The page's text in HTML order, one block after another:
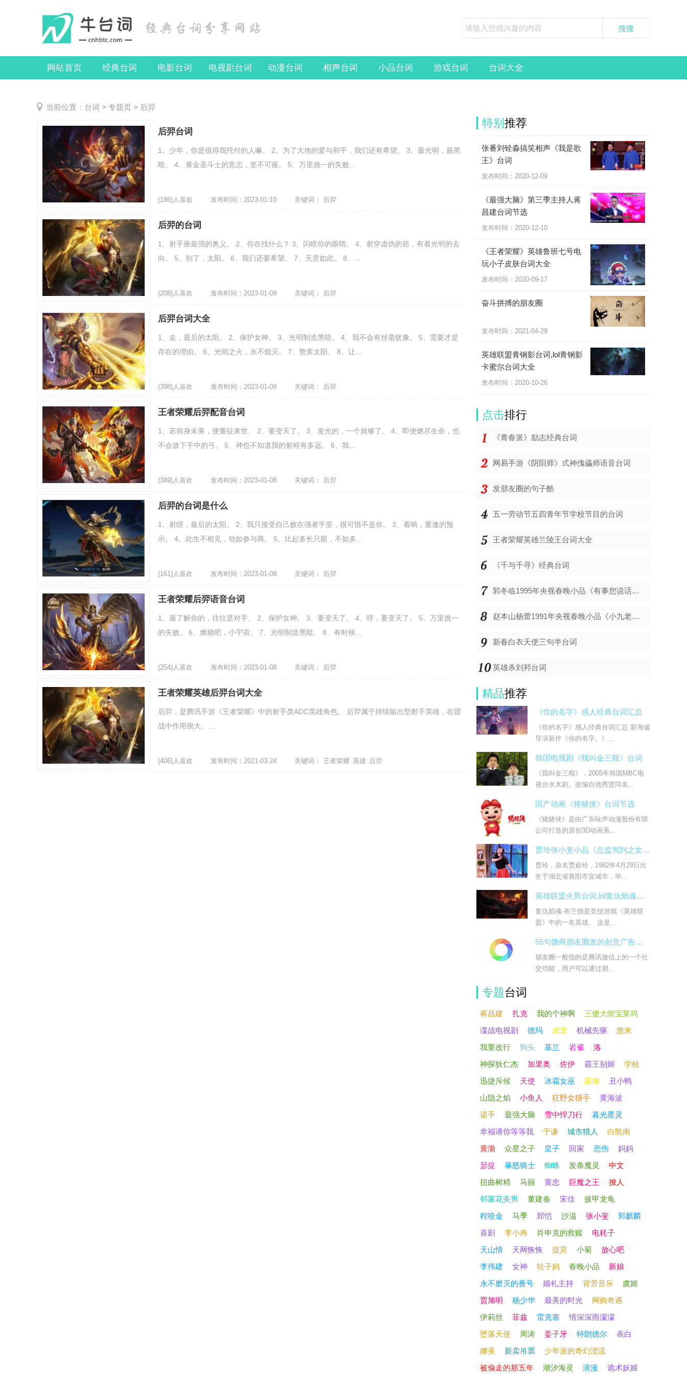
网站首页 经典台词 电影台词 电视剧台词 动漫台词 相声台词 小品台词 游戏台词 台词大全
当前位置： 台词 > 专题页 > 后羿
后羿台词
1、少年，你是值得我托付的人嘛。 2、为了大地的爱与和平，我们还有希望。 3、最光明，最黑
暗。 4、黄金圣斗士的意志，坚不可摧。 5、万里挑一的失败...
(186)人喜欢 发布时间：2023-01-10 关键词： 后羿
后羿的台词
1、射手座最强的奥义。 2、你在找什么？ 3、闪瞎你的眼睛。 4、射穿虚伪的箭，有着光明的去
向。 5、别了，太阳。 6、我们还要希望。 7、天意如此。 8、...
(208)人喜欢 发布时间：2023-01-09 关键词： 后羿
后羿台词大全
1、走，最后的太阳。 2、保护女神。 3、光明制造黑暗。 4、我不会有丝毫犹豫。 5、需要才是
存在的理由。 6、光明之火，永不熄灭。 7、赞美太阳。 8、让...
(398)人喜欢 发布时间：2023-01-09 关键词： 后羿
王者荣耀后羿配音台词
1、若前身未果，便重征来世。 2、要变天了。 3、发光的，一个就够了。 4、即便燃尽生命，也
不会放下手中的弓。 5、神也不知道我的射程有多远。 6、我...
(389)人喜欢 发布时间：2023-01-08 关键词： 后羿
后羿的台词是什么
1、射瞎，最后的太阳。 2、我只接受自己败在强者手里，很可惜不是你。 3、看呐，重逢的预
示。 4、此生不相见，动如参与商。 5、比起多长只眼，不如多...
(161)人喜欢 发布时间：2023-01-08 关键词： 后羿
王者荣耀后羿语音台词
1、最了解你的，往往是对手。 2、保护女神。 3、要变天了。 4、哼，要变天了。 5、万里挑一
的失败。 6、燃烧吧，小宇宙。 7、光明制造黑暗。 8、有时候...
(254)人喜欢 发布时间：2023-01-08 关键词： 后羿
王者荣耀英雄后羿台词大全
后羿，是腾讯手游《王者荣耀》中的射手类ADC英雄角色。 后羿属于持续输出型射手英雄，在团
战中作用很大。...
(406)人喜欢 发布时间：2021-03-24 关键词： 王者荣耀 英雄 后羿
特别 推荐
张番刘铨淼搞笑相声《我是歌
王》台词
发布时间：2020-12-09
《最强大脑》第三季主持人蒋
昌建台词节选
发布时间：2020-12-10
《王者荣耀》英雄鲁班七号电
玩小子皮肤台词大全
发布时间：2020-09-17
奋斗拼搏的朋友圈
发布时间：2021-04-29
英雄联盟青钢影台词,lol青钢影
卡蜜尔台词大全
发布时间：2020-10-26
点击排行
《青春派》励志经典台词
网易手游《阴阳师》式神傀儡师语音台词
发朋友圈的句子酷
五一劳动节五四青年节学校节目的台词
王者荣耀英雄兰陵王台词大全
《千与千寻》经典台词
郭冬临1995年央视春晚小品《有事您说话》台词
赵本山杨蕾1991年央视春晚小品《小九老乐》台词剧本
新春白衣天使三句半台词
英雄杀刘邦台词
精品推荐
《你的名字》感人经典台词汇总
《你的名字》感人经典台词汇总 新海诚
导演新作《你的名字。》...
韩国电视剧《我叫金三顺》台词
《我叫金三顺》，2005年韩国MBC电
视台水木剧。改编自池秀贤同名...
国产动画《猪猪侠》台词节选
《猪猪侠》是由广东咏声动漫股份有限
公司打造的原创3D动画系...
贾玲张小斐小品《总监驾到之女人的复仇》台词
贾玲，原名贾俞玲，1982年4月29日出
生于湖北省襄阳市宜城市，毕...
英雄联盟火男台词,lol复仇焰魂布兰德台词大全
复仇焰魂·布兰德是竞技游戏《英雄联
盟》中的一名英雄。 这是...
55句微商朋友圈发的创意广告台词
朋友圈一般指的是腾讯微信上的一个社
交功能，用户可以通过朋...
专题台词
蒋昌建 扎克 我的个神啊
三傻大闹宝莱坞
谍战电视剧
德玛 成龙 机械先驱
悠米
我要改行
狗头 基兰 岩雀
洛
神探狄仁杰
加里奥 佐伊 霸王别姬
学校
迅捷斥候
天使 冰霜女巫 露娜
丑小鸭
山隐之焰
小鱼人 狂野女猎手
黄海波
诺手
最强大脑 雪中悍刀行
暮光星灵
幸福请你等等我
于谦 城市猎人
白凯南
黄渤
众星之子 皇子 回家 悲伤
妈妈
瑟提
暴怒骑士 蜘蛛 发条魔灵
中文
扭曲树精
马丽 黄忠 巨魔之王
撩人
邻家花美男
董建春 宋佳
披甲龙龟
程咬金
马季 郑恺 沙溢 张小斐
郭麒麟
喜剧
李小冉 肖申克的救赎
电耗子
天山情
天网恢恢 提莫 小菊
放心吧
李伟建
女神 轮子妈 春晚小品
新娘
永不磨灭的番号
婚礼主持 背景音乐
虞姬
贾旭明
杨少华 最美的时光
网购奇遇
伊莉丝
菲兹 雷克塞
情深深雨濛濛
堕落天使
周涛 姜子牙 特朗德尔
表白
娜美
新卖吊票
少年派的奇幻漂流
被偷走的那五年
潮汐海灵 浪漫 诡术妖姬